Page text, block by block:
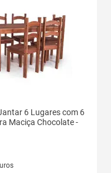
6 Lugares com 6
Maciça Chocolate -